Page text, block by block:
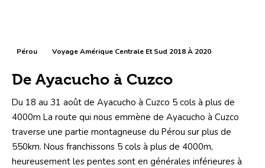
Pérou Voyage Amérique Centrale Et Sud 2018 À 2020
De Ayacucho à Cuzco
Du 18 au 31 août de Ayacucho à Cuzco 5 cols à plus de
4000m La route qui nous emmène de Ayacucho à Cuzco
traverse une partie montagneuse du Pérou sur plus de
550km. Nous franchissons 5 cols à plus de 4000m,
heureusement les pentes sont en générales inférieures à